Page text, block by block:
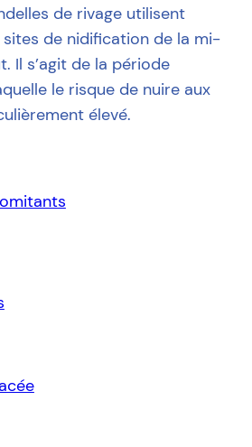
de rivage utilisent
de nidification de la mi-
Il s’agit de la période
le risque de nuire aux
élevé.